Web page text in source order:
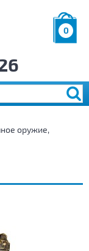
0
р.
оружие,